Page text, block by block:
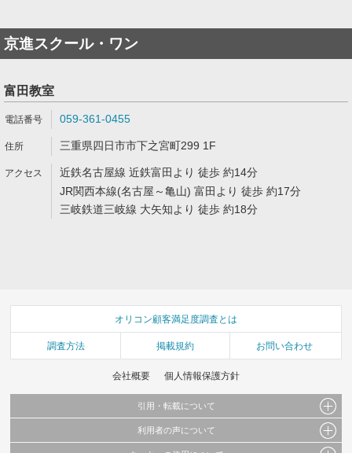
京進スクール・ワン
富田教室
059-361-0455
三重県四日市市下之宮町299 1F
近鉄名古屋線 近鉄富田より 徒歩 約14分
JR関西本線(名古屋～亀山) 富田より 徒歩 約17分
三岐鉄道三岐線 大矢知より 徒歩 約18分
オリコン顧客満足度調査とは
調査方法 掲載規約 お問い合わせ
会社概要 個人情報保護方針
引用・転載について
当サイトで公開されている情報（文字、写真、イラスト、画像データ等）及びこれらの配
利用者の声について